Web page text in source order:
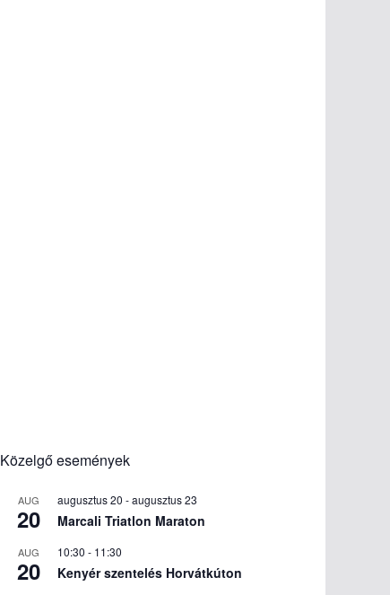
Közelgő események
AUG
20
augusztus 20 -augusztus 23
Marcali Triatlon Maraton
AUG
20
10:30 - 11:30
Kenyér szentelés Horvátkúton